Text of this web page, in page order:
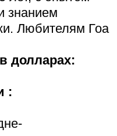
знанием
Любителям Гоа
долларах:
: